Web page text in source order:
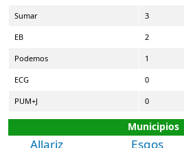
Sumar 3
EB 2
Podemos 1
ECG 0
PUM+J 0
Municipios
Allariz
Esgos